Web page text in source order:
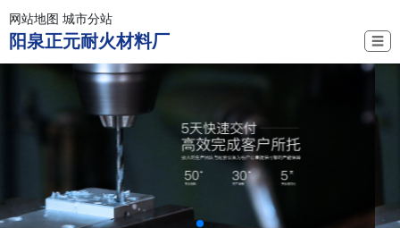
网站地图 城市分站
阳泉正元耐火材料厂 ☰